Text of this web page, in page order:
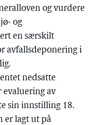
og vurdere
og
en særskilt
avfallsdeponering i
nedsatte
evaluering av
sin innstilling 18.
er lagt ut på